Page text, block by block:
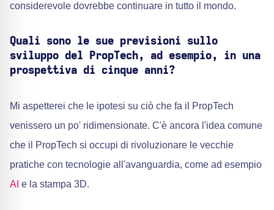
considerevole dovrebbe continuare in tutto il mondo.
Quali sono le sue previsioni sullo
sviluppo del PropTech, ad esempio, in una
prospettiva di cinque anni?
Mi aspetterei che le ipotesi su ciò che fa il PropTech
venissero un po' ridimensionate. C'è ancora l'idea comune
che il PropTech si occupi di rivoluzionare le vecchie
pratiche con tecnologie all'avanguardia, come ad esempio
AI e la stampa 3D.